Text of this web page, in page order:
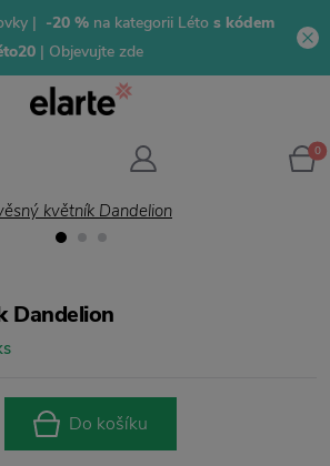
| -20 % na kategorii Léto s kódem
| Objevujte zde
0
Dandelion
Do košíku